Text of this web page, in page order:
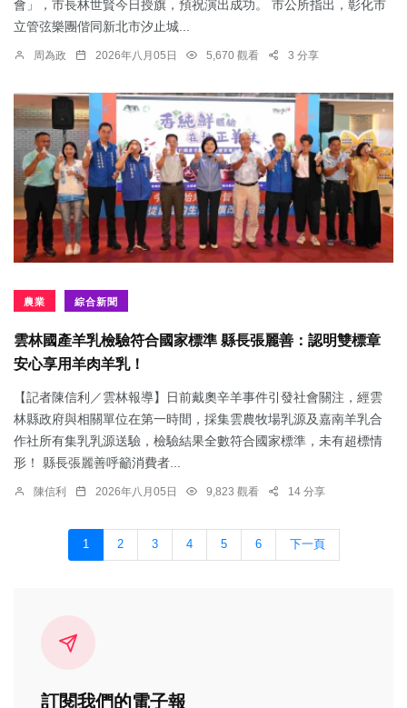
會」，市長林世賢今日授旗，預祝演出成功。 市公所指出，彰化市
立管弦樂團偕同新北市汐止城...
周為政 2026年八月05日 5,670 觀看 3 分享
農業 綜合新聞
雲林國產羊乳檢驗符合國家標準 縣長張麗善：認明雙標章
安心享用羊肉羊乳！
【記者陳信利／雲林報導】日前戴奧辛羊事件引發社會關注，經雲
林縣政府與相關單位在第一時間，採集雲農牧場乳源及嘉南羊乳合
作社所有集乳乳源送驗，檢驗結果全數符合國家標準，未有超標情
形！ 縣長張麗善呼籲消費者...
陳信利 2026年八月05日 9,823 觀看 14 分享
1 2 3 4 5 6 下一頁
訂閱我們的電子報